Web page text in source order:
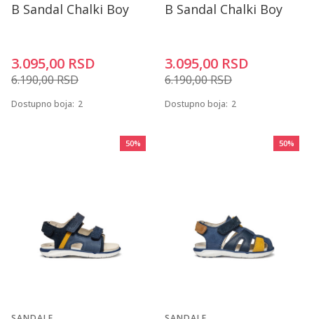
B Sandal Chalki Boy
3.095,00 RSD
6.190,00RSD
Dostupno boja: 2
B Sandal Chalki Boy
3.095,00 RSD
6.190,00RSD
Dostupno boja: 2
50% 50%